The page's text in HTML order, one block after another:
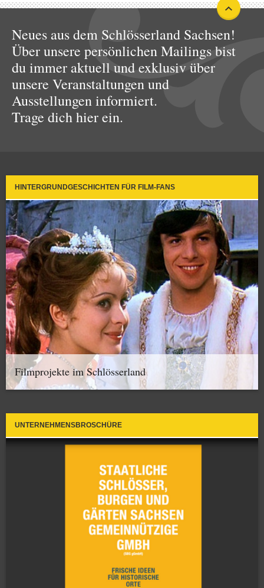
Neues aus dem Schlösserland Sachsen!
Über unsere persönlichen Mailings bist
du immer aktuell und exklusiv über
unsere Veranstaltungen und
Ausstellungen informiert.
Trage dich hier ein.
HINTERGRUNDGESCHICHTEN FÜR FILM-FANS
Filmprojekte im Schlösserland
UNTERNEHMENSBROSCHÜRE